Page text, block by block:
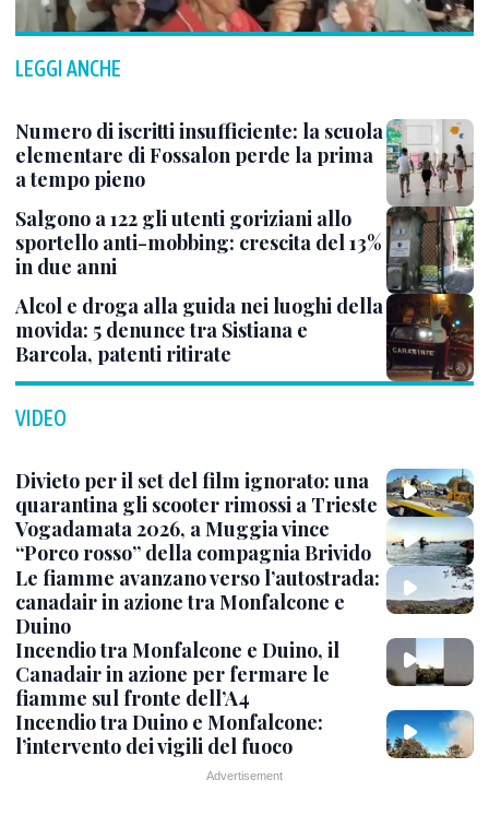
LEGGI ANCHE
Numero di iscritti insufficiente: la scuola
elementare di Fossalon perde la prima
a tempo pieno
Salgono a 122 gli utenti goriziani allo
sportello anti-mobbing: crescita del 13%
in due anni
Alcol e droga alla guida nei luoghi della
movida: 5 denunce tra Sistiana e
Barcola, patenti ritirate
VIDEO
Divieto per il set del film ignorato: una
quarantina gli scooter rimossi a Trieste
Vogadamata 2026, a Muggia vince
“Porco rosso” della compagnia Brivido
Le fiamme avanzano verso l’autostrada:
canadair in azione tra Monfalcone e
Duino
Incendio tra Monfalcone e Duino, il
Canadair in azione per fermare le
fiamme sul fronte dell’A4
Incendio tra Duino e Monfalcone:
l’intervento dei vigili del fuoco